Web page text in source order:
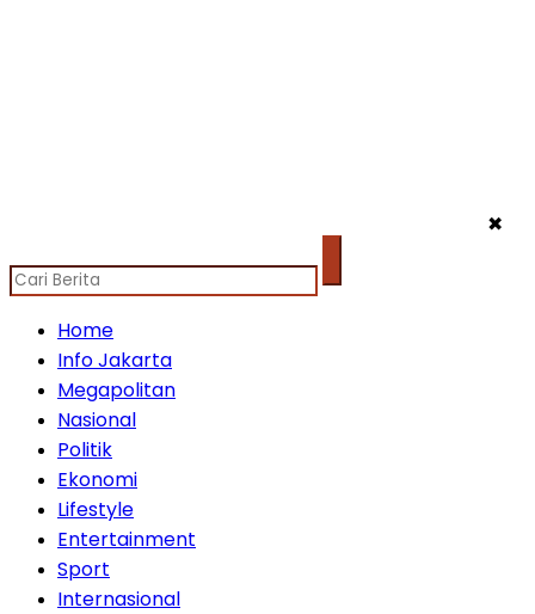
✖
Home
Info Jakarta
Megapolitan
Nasional
Politik
Ekonomi
Lifestyle
Entertainment
Sport
Internasional